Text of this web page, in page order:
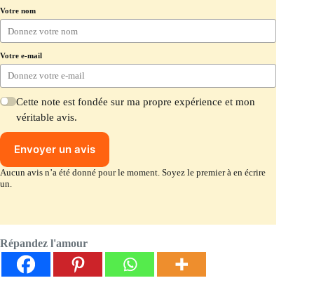
Votre nom
Votre e-mail
Cette note est fondée sur ma propre expérience et mon
véritable avis.
Envoyer un avis
Aucun avis n’a été donné pour le moment. Soyez le premier à en écrire
un.
Répandez l'amour